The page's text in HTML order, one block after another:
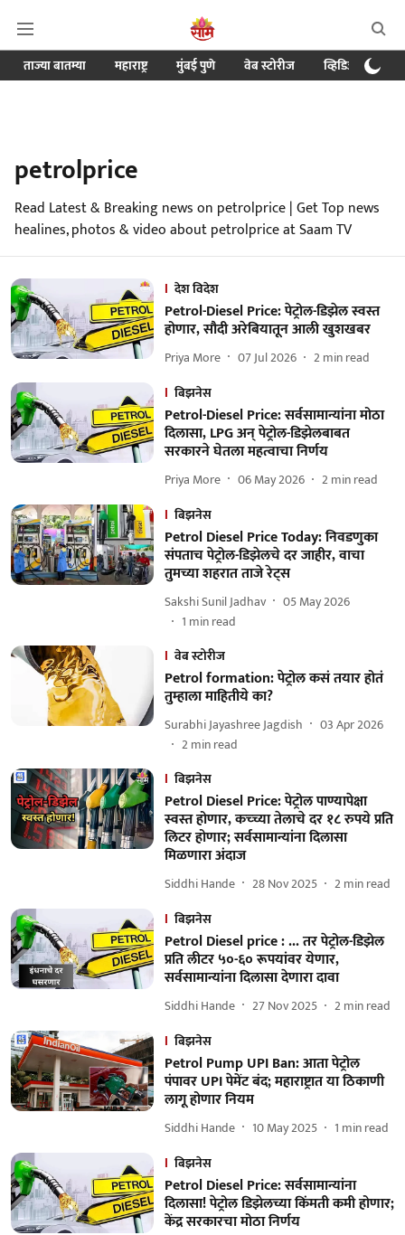
ताज्या बातम्या महाराष्ट्र मुंबई पुणे वेब स्टोरीज व्हिडिओ
petrolprice
Read Latest & Breaking news on petrolprice | Get Top news
healines, photos & video about petrolprice at Saam TV
देश विदेश
Petrol-Diesel Price: पेट्रोल-डिझेल स्वस्त
होणार, सौदी अरेबियातून आली खुशखबर
Priya More 07 Jul 2026 2min read
बिझनेस
Petrol-Diesel Price: सर्वसामान्यांना मोठा
दिलासा, LPG अन् पेट्रोल-डिझेलबाबत
सरकारने घेतला महत्वाचा निर्णय
Priya More 06 May 2026 2min read
बिझनेस
Petrol Diesel Price Today: निवडणुका
संपताच पेट्रोल-डिझेलचे दर जाहीर, वाचा
तुमच्या शहरात ताजे रेट्स
Sakshi Sunil Jadhav
05 May 2026
1 min read
वेब स्टोरीज
Petrol formation: पेट्रोल कसं तयार होतं
तुम्हाला माहितीये का?
Surabhi Jayashree Jagdish
03 Apr 2026
2min read
बिझनेस
Petrol Diesel Price: पेट्रोल पाण्यापेक्षा
स्वस्त होणार, कच्च्या तेलाचे दर १८ रुपये प्रति
लिटर होणार; सर्वसामान्यांना दिलासा
मिळणारा अंदाज
Siddhi Hande 28 Nov 2025 2min read
बिझनेस
Petrol Diesel price : ... तर पेट्रोल-डिझेल
प्रति लीटर ५०-६० रूपयांवर येणार,
सर्वसामान्यांना दिलासा देणारा दावा
Siddhi Hande 27 Nov 2025 2min read
बिझनेस
Petrol Pump UPI Ban: आता पेट्रोल
पंपावर UPI पेमेंट बंद; महाराष्ट्रात या ठिकाणी
लागू होणार नियम
Siddhi Hande 10 May 2025 1 min read
बिझनेस
Petrol Diesel Price: सर्वसामान्यांना
दिलासा! पेट्रोल डिझेलच्या किंमती कमी होणार;
केंद्र सरकारचा मोठा निर्णय